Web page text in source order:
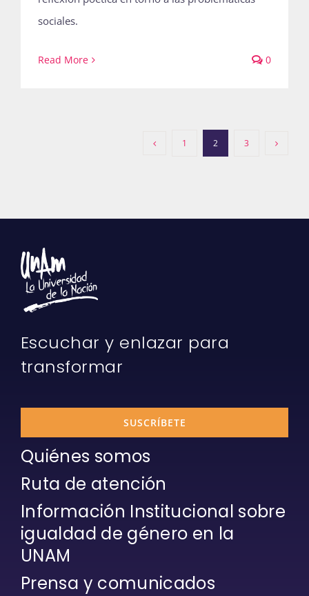
sociales.
Read More 0
1 2 3
Escuchar y enlazar para
transformar
SUSCRÍBETE
Quiénes somos
Ruta de atención
Información Institucional sobre
igualdad de género en la
UNAM
Prensa y comunicados